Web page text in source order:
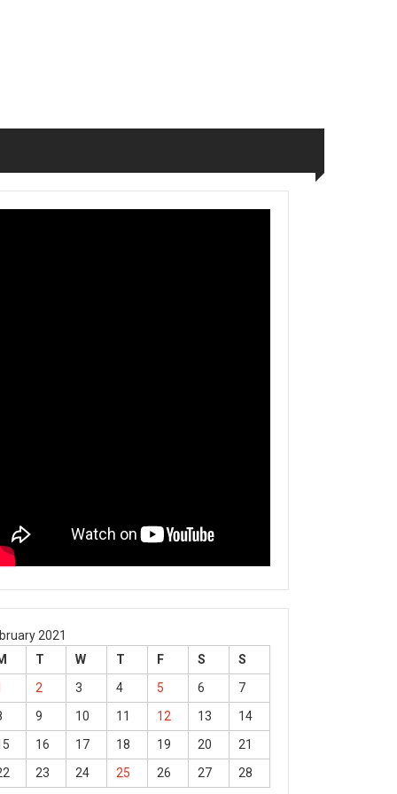
2021
T W T F S
S
2 3 4 5 6
7
9 10 11 12 13
14
16 17 18 19 20
21
23 24 25 26 27 28